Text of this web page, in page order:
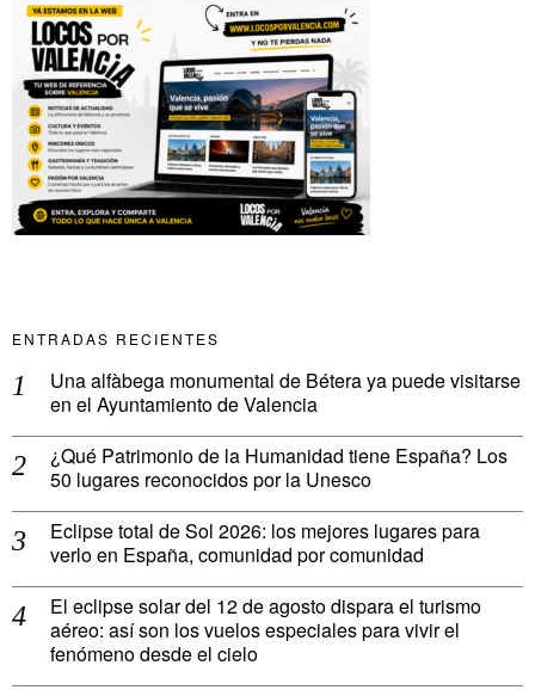
ENTRADAS RECIENTES
Una alfàbega monumental de Bétera ya puede visitarse
en el Ayuntamiento de Valencia
¿Qué Patrimonio de la Humanidad tiene España? Los
50 lugares reconocidos por la Unesco
Eclipse total de Sol 2026: los mejores lugares para
verlo en España, comunidad por comunidad
El eclipse solar del 12 de agosto dispara el turismo
aéreo: así son los vuelos especiales para vivir el
fenómeno desde el cielo